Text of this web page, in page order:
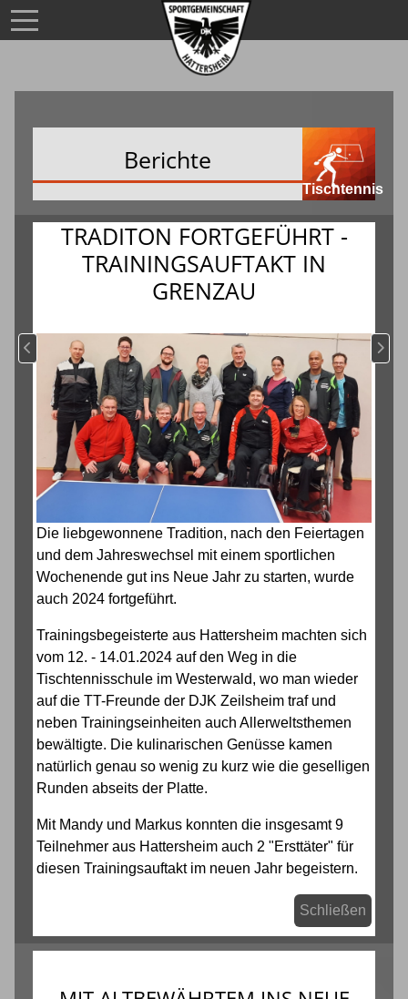
Berichte
Tischtennis
TRADITON FORTGEFÜHRT -
TRAININGSAUFTAKT IN
GRENZAU
Vorheriger Beitrag: VADDERTAG am Chiemsee
Die liebgewonnene Tradition, nach den Feiertagen
und dem Jahreswechsel mit einem sportlichen
Wochenende gut ins Neue Jahr zu starten, wurde
auch 2024 fortgeführt.
Trainingsbegeisterte aus Hattersheim machten sich
vom 12. - 14.01.2024 auf den Weg in die
Tischtennisschule im Westerwald, wo man wieder
auf die TT-Freunde der DJK Zeilsheim traf und
neben Trainingseinheiten auch Allerweltsthemen
bewältigte. Die kulinarischen Genüsse kamen
natürlich genau so wenig zu kurz wie die geselligen
Runden abseits der Platte.
Mit Mandy und Markus konnten die insgesamt 9
Teilnehmer aus Hattersheim auch 2 "Ersttäter" für
diesen Trainingsauftakt im neuen Jahr begeistern.
Schließen